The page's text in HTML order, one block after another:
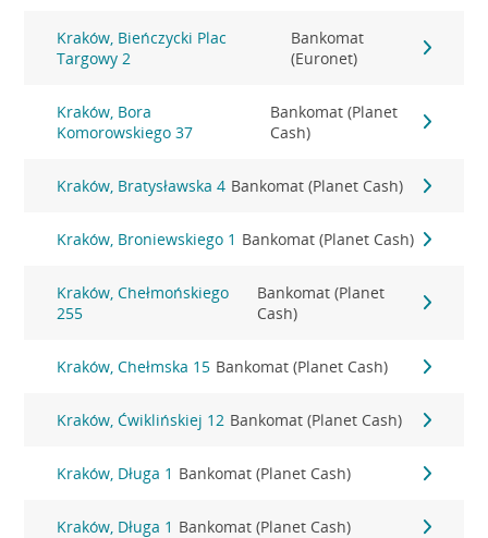
Kraków, Bieńczycki Plac
Targowy 2
Bankomat
(Euronet)
Kraków, Bora
Komorowskiego 37
Bankomat (Planet
Cash)
Kraków, Bratysławska 4 Bankomat (Planet Cash)
Kraków, Broniewskiego 1 Bankomat (Planet Cash)
Kraków, Chełmońskiego
255
Bankomat (Planet
Cash)
Kraków, Chełmska 15 Bankomat (Planet Cash)
Kraków, Ćwiklińskiej 12 Bankomat (Planet Cash)
Kraków, Długa 1 Bankomat (Planet Cash)
Kraków, Długa 1 Bankomat (Planet Cash)